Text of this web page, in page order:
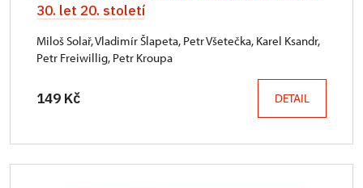
30. let 20. století
Miloš Solař, Vladimír Šlapeta, Petr Všetečka, Karel Ksandr,
Petr Freiwillig, Petr Kroupa
149 Kč DETAIL